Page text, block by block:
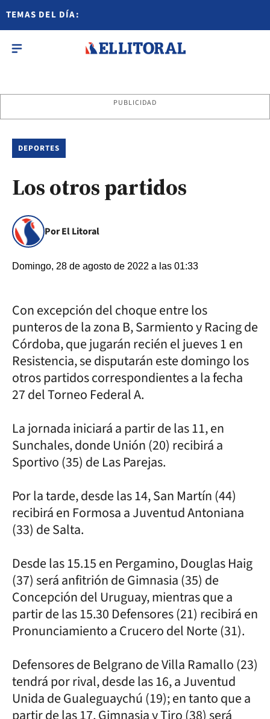
TEMAS DEL DÍA:
PUBLICIDAD
DEPORTES
Los otros partidos
Por El Litoral
Domingo, 28 de agosto de 2022 a las 01:33
Con excepción del choque entre los
punteros de la zona B, Sarmiento y Racing de
Córdoba, que jugarán recién el jueves 1 en
Resistencia, se disputarán este domingo los
otros partidos correspondientes a la fecha
27 del Torneo Federal A.
La jornada iniciará a partir de las 11, en
Sunchales, donde Unión (20) recibirá a
Sportivo (35) de Las Parejas.
Por la tarde, desde las 14, San Martín (44)
recibirá en Formosa a Juventud Antoniana
(33) de Salta.
Desde las 15.15 en Pergamino, Douglas Haig
(37) será anfitrión de Gimnasia (35) de
Concepción del Uruguay, mientras que a
partir de las 15.30 Defensores (21) recibirá en
Pronunciamiento a Crucero del Norte (31).
Defensores de Belgrano de Villa Ramallo (23)
tendrá por rival, desde las 16, a Juventud
Unida de Gualeguaychú (19); en tanto que a